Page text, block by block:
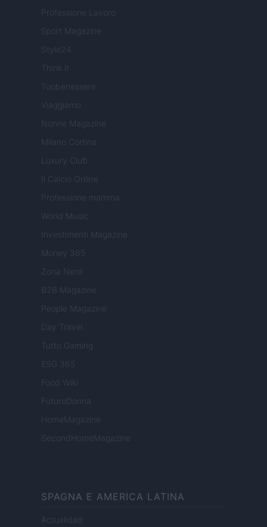
Professione Lavoro
Sport Magazine
Style24
Think.it
Tuobenessere
Viaggiamo
Nonne Magazine
Milano Cortina
Luxury Club
Il Calcio Online
Professione mamma
World Music
Investimenti Magazine
Money 365
Zona Nerd
B2B Magazine
People Magazine
Day Travel
Tutto Gaming
ESG 365
Food Wiki
FuturoDonna
HomeMagazine
SecondHomeMagazine
SPAGNA E AMERICA LATINA
Actualidad